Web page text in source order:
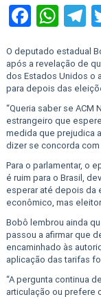
O deputado estadual
após a revelação de
dos Estados Unidos o
para depois das
“Queria saber se ACM
estrangeiro que
medida que prejudica
dizer se concorda
Para o parlamentar, o
é ruim para o Brasil,
esperar até depois da
econômico, mas
Bobô lembrou ainda
passou a afirmar que
encaminhado às
aplicação das tarifas
“A pergunta continua
articulação ou prefere